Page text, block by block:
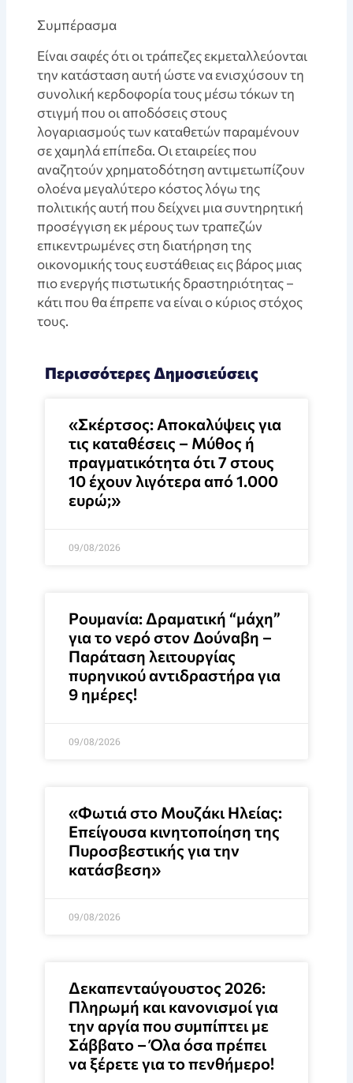
Συμπέρασμα
Eίναι σαφές ότι οι τράπεζες εκμεταλλεύονται
την κατάσταση αυτή ώστε να ενισχύσουν τη
συνολική κερδοφορία τους μέσω τόκων τη
στιγμή που οι αποδόσεις στους
λογαριασμούς των καταθετών παραμένουν
σε χαμηλά επίπεδα. Οι εταιρείες που
αναζητούν χρηματοδότηση αντιμετωπίζουν
ολοένα μεγαλύτερο κόστος λόγω της
πολιτικής αυτή που δείχνει μια συντηρητική
προσέγγιση εκ μέρους των τραπεζών
επικεντρωμένες στη διατήρηση της
οικονομικής τους ευστάθειας εις βάρος μιας
πιο ενεργής πιστωτικής δραστηριότητας –
κάτι που θα έπρεπε να είναι ο κύριος στόχος
τους.
Περισσότερες Δημοσιεύσεις
«Σκέρτσος: Αποκαλύψεις για
τις καταθέσεις – Μύθος ή
πραγματικότητα ότι 7 στους
10 έχουν λιγότερα από 1.000
ευρώ;»
09/08/2026
Ρουμανία: Δραματική “μάχη”
για το νερό στον Δούναβη –
Παράταση λειτουργίας
πυρηνικού αντιδραστήρα για
9 ημέρες!
09/08/2026
«Φωτιά στο Μουζάκι Ηλείας:
Επείγουσα κινητοποίηση της
Πυροσβεστικής για την
κατάσβεση»
09/08/2026
Δεκαπενταύγουστος 2026:
Πληρωμή και κανονισμοί για
την αργία που συμπίπτει με
Σάββατο – Όλα όσα πρέπει
να ξέρετε για το πενθήμερο!